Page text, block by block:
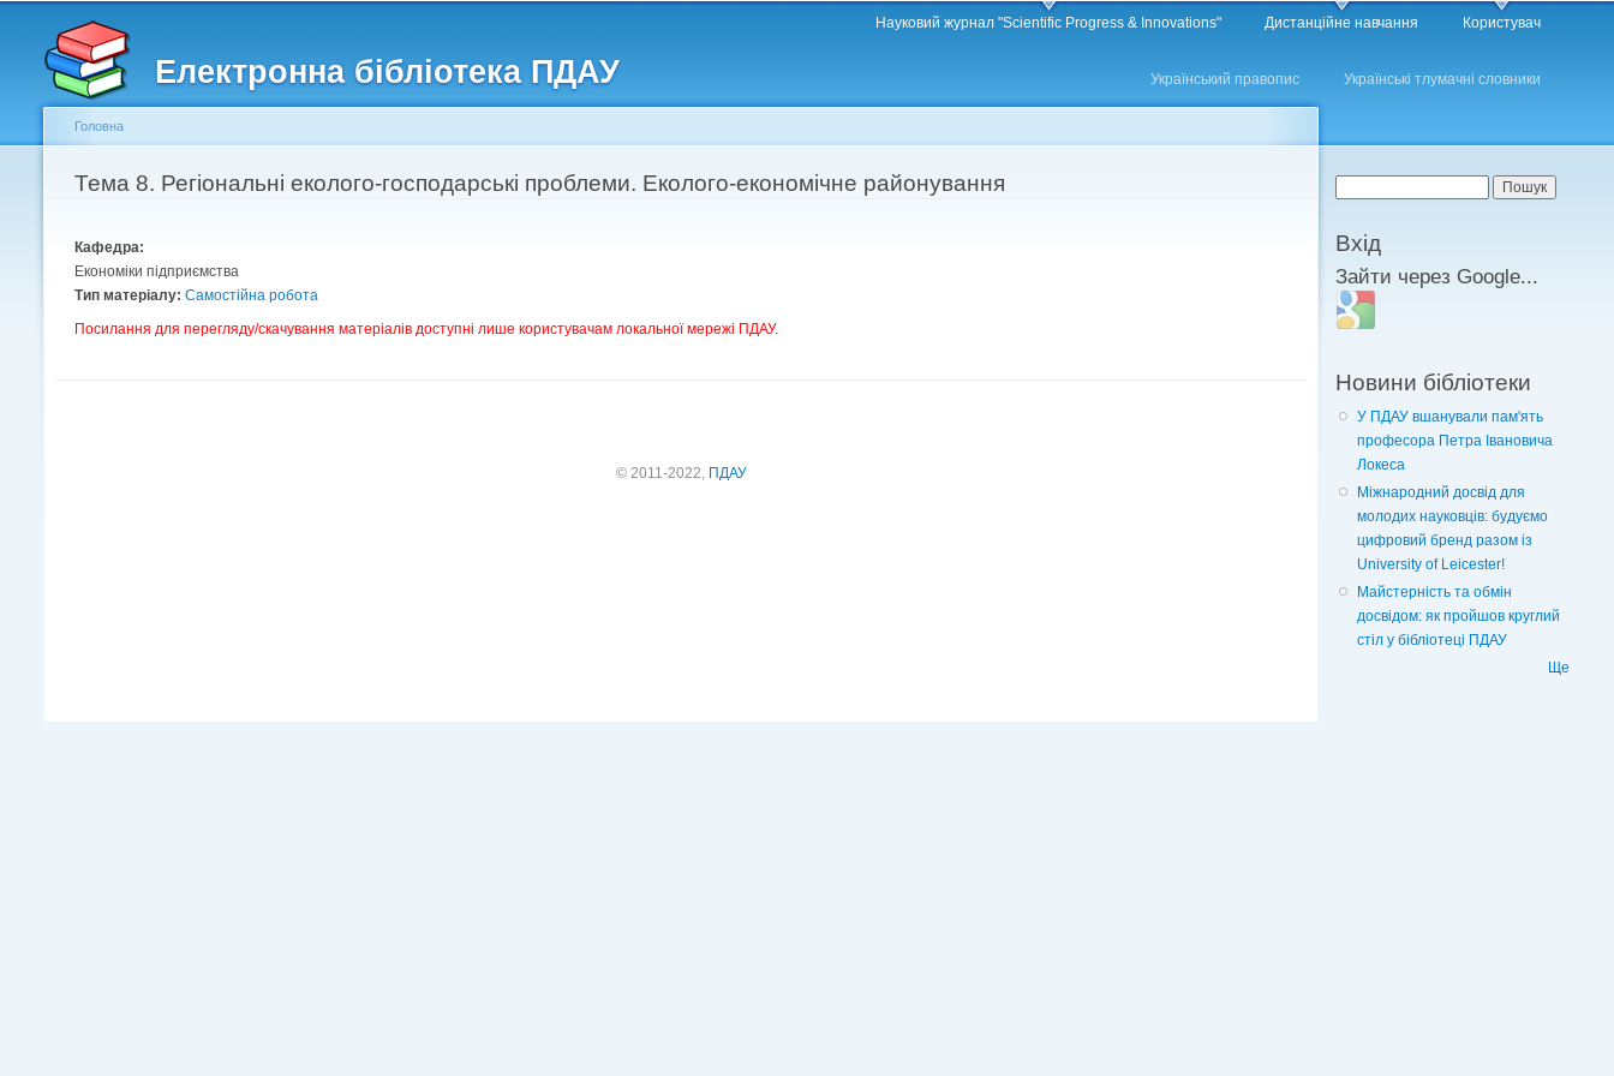
Електронна бібліотека ПДАУ
Головне меню Науковий журнал "Scientific Progress & Innovations" Дистанційне навчання Користувач
Другорядне меню
Український правопис Українські тлумачні словники
Ви є тут
Головна
Тема 8. Регіональні еколого-господарські проблеми. Еколого-економічне районування
Кафедра:
Економіки підприємства
Тип матеріалу: Самостійна робота
Посилання для перегляду/скачування матеріалів доступні лише користувачам локальної мережі ПДАУ.
© 2011-2022, ПДАУ
Пошукова форма
Вхід
Зайти через Google...
Login with Google
Новини бібліотеки
У ПДАУ вшанували пам'ять
професора Петра Івановича
Локеса
Міжнародний досвід для
молодих науковців: будуємо
цифровий бренд разом із
University of Leicester!
Майстерність та обмін
досвідом: як пройшов круглий
стіл у бібліотеці ПДАУ
Ще